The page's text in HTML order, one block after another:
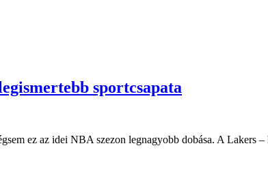
sportcsapata
ez az idei NBA szezon legnagyobb dobása. A Lakers